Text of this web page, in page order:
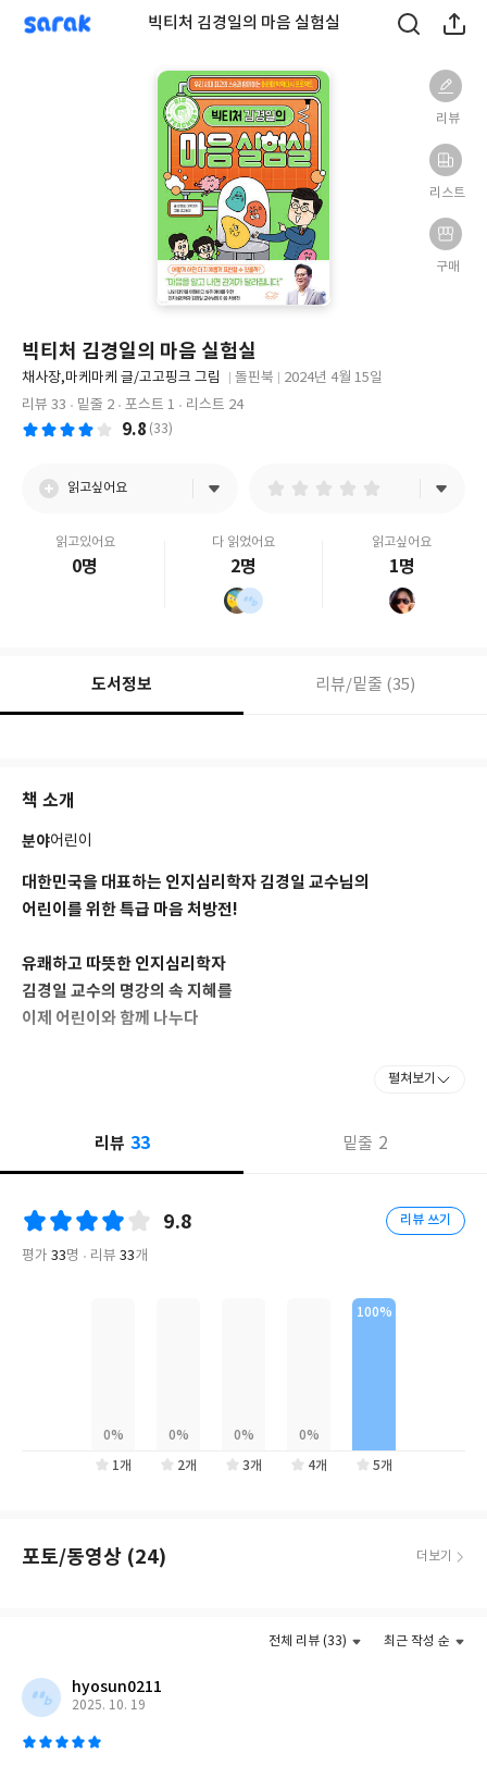
sarak 빅티처 김경일의 마음 실험실
리뷰
리스트
구매
빅티처 김경일의 마음 실험실
글
쓴
채사장,마케마케 글/고고핑크 그림
돌핀북
2024년 4월 15일
리뷰 33
밑줄 2 포스트 1 리스트 24
9.8 (33)
읽고싶어요
읽고있어요
0명
다 읽었어요
2명
읽고싶어요
1명
도서정보 리뷰/밑줄 (35)
책 소개
분야어린이
대한민국을 대표하는 인지심리학자 김경일 교수님의
어린이를 위한 특급 마음 처방전!
유쾌하고 따뜻한 인지심리학자
김경일 교수의 명강의 속 지혜를
이제 어린이와 함께 나누다
“인생에서 가장 어려운 게 무엇인가?”라는 질문을 받으면 대부분의
등 심리학적 주제와 관련되어 있다. 마음에 대한 지식은 무엇보다 절
실하지만, 학교에서는 가르쳐주지 않는 부분이다. 생존을 위한 수영
야 하는 생존 지식이 아닐까?
어른〉, 〈세바시〉 등 다수의 방송 프로그램에서 친근하고 유쾌한
어른 못지않게 혹독한 일상을 보내고 있는 이 시대의 어린이에게도
어린 시절 배운 심리학의 기초는 평생 살아갈 수 있는 단단한 마음
펼쳐보기
리뷰 33 밑줄 2
9.8
평가 33명 리뷰 33개
리뷰 쓰기
1개 2개 3개 4개 5개
포토/동영상 (24) 더보기
전체 리뷰 (33) 최근 작성 순
hyosun0211
2025. 10. 19